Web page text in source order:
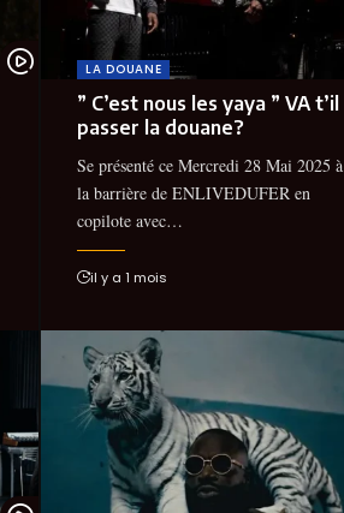
LA DOUANE
” C’est nous les yaya ” VA t’il
passer la douane?
Se présenté ce Mercredi 28 Mai 2025 à
la barrière de ENLIVEDUFER en
copilote avec…
il y a 1 mois